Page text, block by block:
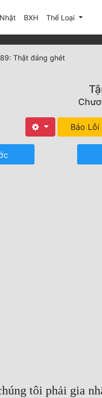
(current)
BXH Thể Loại
Thật đáng ghét
Báo Lỗi
tôi phải gia